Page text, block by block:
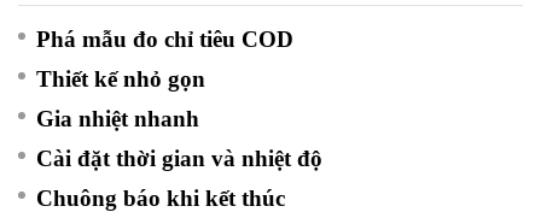
Phá mẫu đo chỉ tiêu COD
Thiết kế nhỏ gọn
Gia nhiệt nhanh
Cài đặt thời gian và nhiệt độ
Chuông báo khi kết thúc